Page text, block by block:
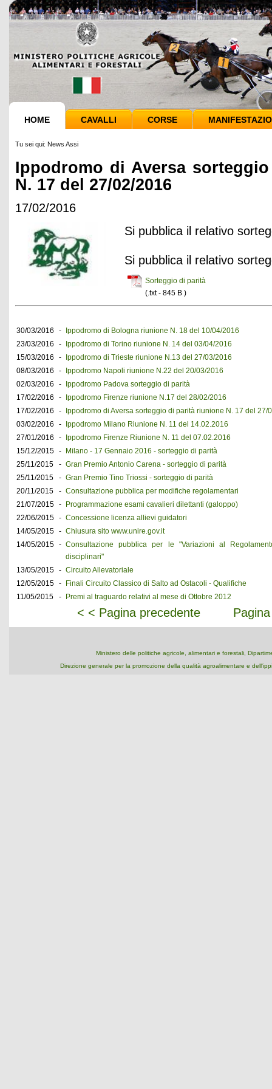
HOME CAVALLI CORSE
Tu sei qui: News Assi
Ippodromo di Aversa
N. 17 del 27/02/2016
17/02/2016
Si pubblica il relativo
Si pubblica il relativo
Sorteggio di parità
(.txt - 845 B )
30/03/2016 -
Ippodromo di Bologna riunione N. 18 del 10/04/2016
23/03/2016
-
Ippodromo di Torino riunione N. 14 del 03/04/2016
15/03/2016
-
Ippodromo di Trieste riunione N.13 del 27/03/2016
08/03/2016
-
Ippodromo Napoli riunione N.22 del 20/03/2016
02/03/2016
-
Ippodromo Padova sorteggio di parità
17/02/2016
-
Ippodromo Firenze riunione N.17 del 28/02/2016
17/02/2016
-
Ippodromo di Aversa sorteggio di parità riunione N. 17 del 27/
03/02/2016
-
Ippodromo Milano Riunione N. 11 del 14.02.2016
27/01/2016
-
Ippodromo Firenze Riunione N. 11 del 07.02.2016
15/12/2015 -
Milano - 17 Gennaio 2016 - sorteggio di parità
25/11/2015
- Gran Premio Antonio Carena - sorteggio di parità
25/11/2015
- Gran Premio Tino Triossi - sorteggio di parità
20/11/2015
- Consultazione pubblica per modifiche regolamentari
21/07/2015 -
Programmazione esami cavalieri dilettanti (galoppo)
22/06/2015 - Concessione licenza allievi guidatori
14/05/2015 - Chiusura sito www.unire.gov.it
14/05/2015 - Consultazione pubblica per le "Variazioni al
disciplinari"
13/05/2015 - Circuito Allevatoriale
12/05/2015 -
Finali Circuito Classico di Salto ad Ostacoli - Qualifiche
11/05/2015
- Premi al traguardo relativi al mese di Ottobre 2012
< < Pagina precedente
Ministero delle politiche agricole, alimentari e forestali,
Direzione generale per la promozione della qualità agroalimentare e